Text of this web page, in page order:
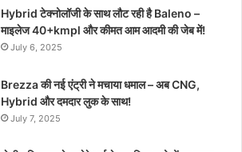
Hybrid टेक्नोलॉजी के साथ लौट रही है Baleno –
माइलेज 40+kmpl और कीमत आम आदमी की जेब में!
July 6, 2025
Brezza की नई एंट्री ने मचाया धमाल – अब CNG,
Hybrid और दमदार लुक के साथ!
July 7, 2025